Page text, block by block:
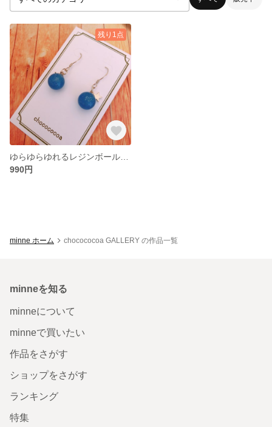
残り1点
990円
minne ホーム chocococoa GALLERY の作品一覧
minneを知る
minneについて
minneで買いたい
作品をさがす
ショップをさがす
ランキング
特集